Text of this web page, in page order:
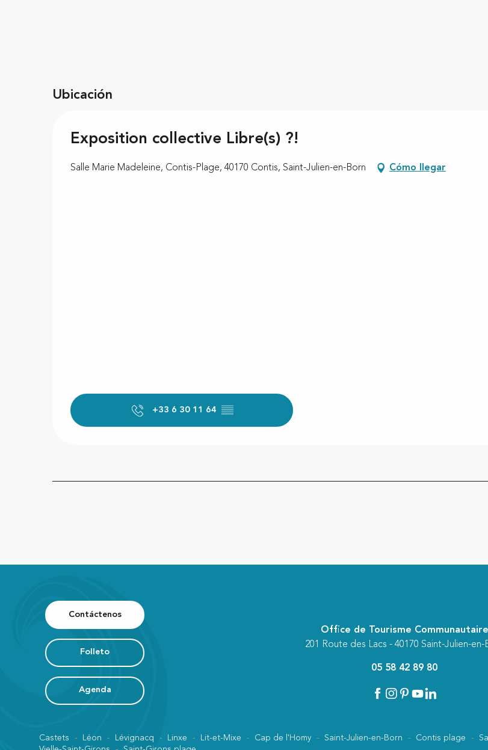
Ubicación
Exposition collective Libre(s) ?!
Salle Marie Madeleine, Contis-Plage, 40170 Contis, Saint-Julien-en-Born Cómo llegar
+33 6 30 11 64 ▒▒
Contáctenos
Folleto
Agenda
Office de Tourisme Communautaire
201 Route des Lacs - 40170 Saint-Julien-en-
05 58 42 89 80
Castets Léon Lévignacq Linxe Lit-et-Mixe Cap de l'Homy Saint-Julien-en-Born Contis plage